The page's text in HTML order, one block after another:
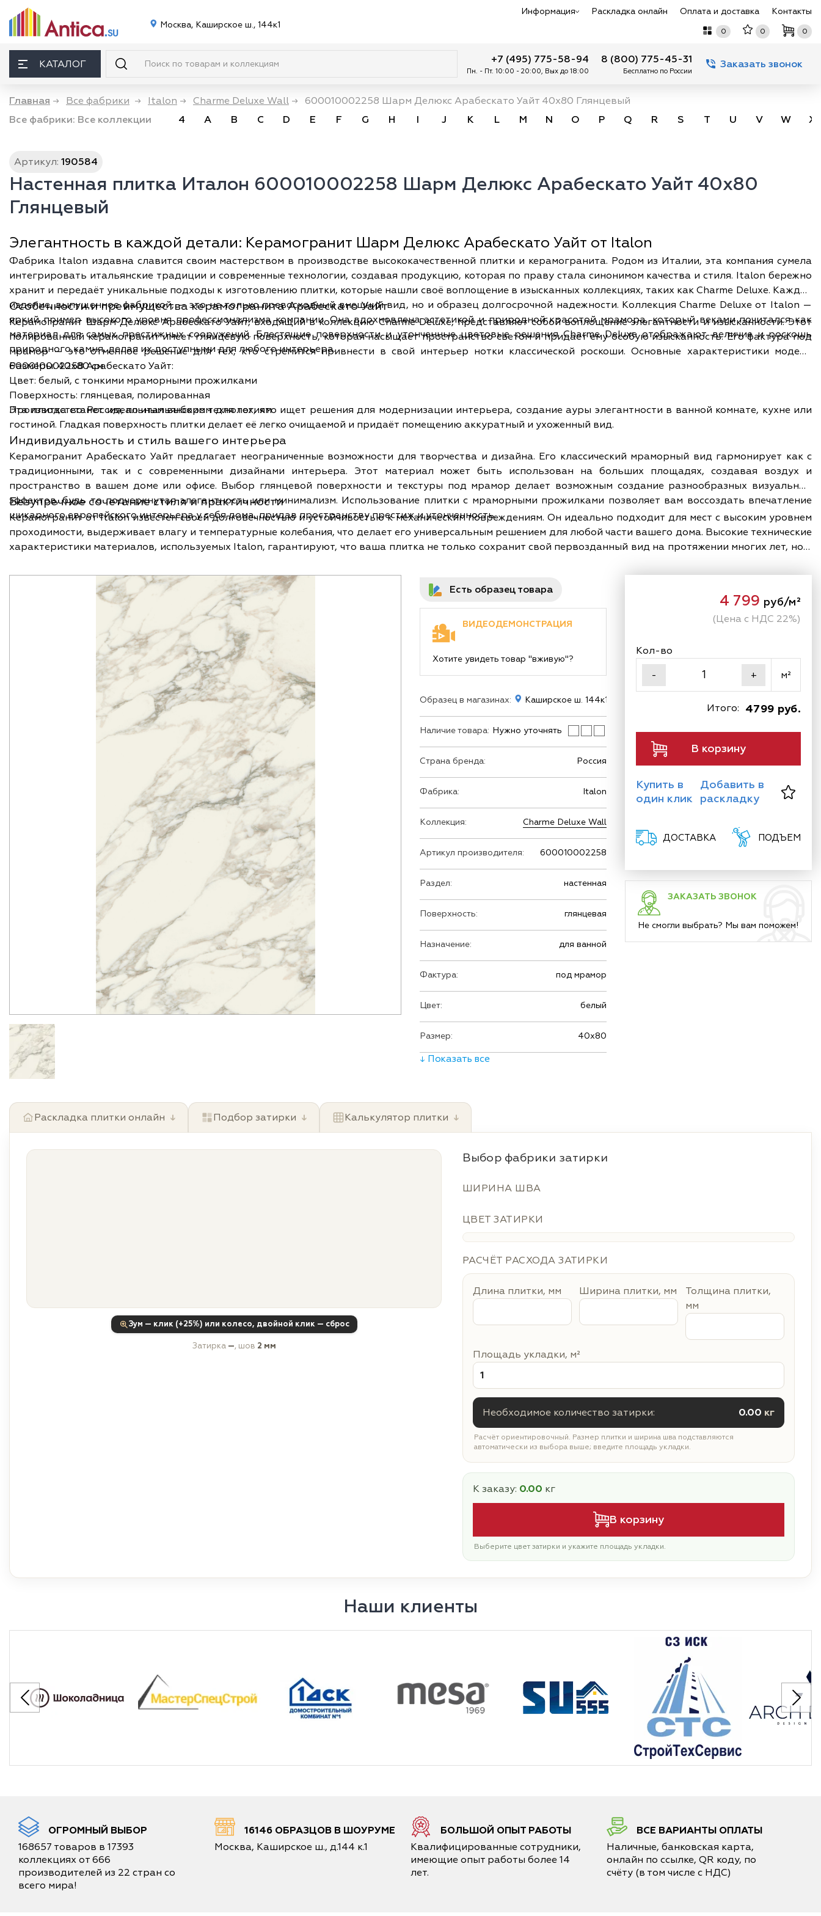
Москва, Каширское ш., 144к1
Информация Раскладка онлайн Оплата и доставка Контакты
0 0 0
КАТАЛОГ +7 (495) 775-58-94
Пн. - Пт. 10:00 - 20:00, Вых до 18:00
8 (800) 775-45-31
Бесплатно по России
Заказать звонок
Главная → Все фабрики → Italon → Charme Deluxe Wall →
600010002258 Шарм Делюкс Арабескато Уайт 40х80 Глянцевый
Все фабрики: Все коллекции 4 A B C D E F G H I J K L M N O P Q R S T U V W X
Артикул: 190584
Настенная плитка Италон 600010002258 Шарм Делюкс Арабескато Уайт 40х80
Глянцевый
Элегантность в каждой детали: Керамогранит Шарм Делюкс Арабескато Уайт от Italon
Фабрика Italon издавна славится своим мастерством в производстве высококачественной плитки и керамогранита. Родом из Италии, эта компания сумела
интегрировать итальянские традиции и современные технологии, создавая продукцию, которая по праву стала синонимом качества и стиля. Italon бережно
хранит и передаёт уникальные подходы к изготовлению плитки, которые нашли своё воплощение в изысканных коллекциях, таких как Charme Deluxe. Каждое
изделие, выпущенное фабрикой, — это не только превосходный внешний вид, но и образец долгосрочной надежности. Коллекция Charme Deluxe от Italon —
яркий пример высокого уровня профессионализма компании. Она вдохновлена эстетикой и природной красотой мрамора, который веками почитался как
материал для самых престижных сооружений. Блестящие поверхности и утонченные цветовые решения Charme Deluxe отображают величие и роскошь
природного камня, делая их доступными для любого интерьера.
Особенности и преимущества керамогранита Арабескато Уайт
Керамогранит Шарм Делюкс Арабескато Уайт, входящий в коллекцию Charme Deluxe, представляет собой воплощение элегантности и изысканности. Этот
полированный керамогранит имеет глянцевую поверхность, которая насыщает пространство светом и придает ему особую изысканность. Его фактура под
мрамор — это отменное решение для тех, кто стремится привнести в свой интерьер нотки классической роскоши. Основные характеристики модели
600010002258 Арабескато Уайт:
Размеры: 40х80 см
Цвет: белый, с тонкими мраморными прожилками
Поверхность: глянцевая, полированная
Производство: Россия, по итальянским технологиям
Эта плитка станет идеальным выбором для тех, кто ищет решения для модернизации интерьера, создание ауры элегантности в ванной комнате, кухне или
гостиной. Гладкая поверхность плитки делает её легко очищаемой и придаёт помещению аккуратный и ухоженный вид.
Индивидуальность и стиль вашего интерьера
Керамогранит Арабескато Уайт предлагает неограниченные возможности для творчества и дизайна. Его классический мраморный вид гармонирует как с
традиционными, так и с современными дизайнами интерьера. Этот материал может быть использован на больших площадях, создавая воздух и
пространство в вашем доме или офисе. Выбор глянцевой поверхности и текстуры под мрамор делает возможным создание разнообразных визуальных
эффектов, будь то подчеркнутая элегантность или минимализм. Использование плитки с мраморными прожилками позволяет вам воссоздать впечатление
шикарного европейского интерьера у себя дома, придав пространству престиж и утонченность.
Безупречное сочетание стиля и практичности
Керамогранит от Italon известен своей долговечностью и устойчивостью к механическим повреждениям. Он идеально подходит для мест с высоким уровнем
проходимости, выдерживает влагу и температурные колебания, что делает его универсальным решением для любой части вашего дома. Высокие технические
характеристики материалов, используемых Italon, гарантируют, что ваша плитка не только сохранит свой первозданный вид на протяжении многих лет, но и
пространство, которое будет вдохновлять и радовать глаз каждый день, сочетая в себе комфорт и стиль высшего уровня.
Есть образец товара
ВИДЕОДЕМОНСТРАЦИЯ
Хотите увидеть товар "вживую"?
Образец в магазинах: Каширское ш. 144к1
Наличие товара: Нужно уточнять
Страна бренда: Россия
Фабрика: Italon
Коллекция: Charme Deluxe Wall
Артикул производителя: 600010002258
Раздел: настенная
Поверхность: глянцевая
Назначение: для ванной
Фактура: под мрамор
Цвет: белый
Размер: 40х80
↓ Показать все
4 799 руб/м²
(Цена с НДС 22%)
Кол-во
-
+ м²
4799 руб.
Итого:
В корзину
Купить в
один клик
Добавить в
раскладку
ДОСТАВКА ПОДЪЕМ
ЗАКАЗАТЬ ЗВОНОК
Не смогли выбрать? Мы вам поможем!
Раскладка плитки онлайн ↓ Подбор затирки ↓ Калькулятор плитки ↓
Зум — клик (+25%) или колесо, двойной клик — сброс
Затирка —, шов 2 мм
Выбор фабрики затирки
ШИРИНА ШВА
ЦВЕТ ЗАТИРКИ
РАСЧЁТ РАСХОДА ЗАТИРКИ
Длина плитки, мм Ширина плитки, мм
Толщина плитки,
мм
Площадь укладки, м²
Необходимое количество затирки: 0.00 кг
Расчёт ориентировочный. Размер плитки и ширина шва подставляются
автоматически из выбора выше; введите площадь укладки.
К заказу: 0.00 кг
В корзину
Выберите цвет затирки и укажите площадь укладки.
Наши клиенты
ОГРОМНЫЙ ВЫБОР
168657 товаров в 17393
коллекциях от 666
производителей из 22 стран со
всего мира!
16146 ОБРАЗЦОВ В ШОУРУМЕ
Москва, Каширское ш., д.144 к.1
БОЛЬШОЙ ОПЫТ РАБОТЫ
Квалифицированные сотрудники,
имеющие опыт работы более 14
лет.
ВСЕ ВАРИАНТЫ ОПЛАТЫ
Наличные, банковская карта,
онлайн по ссылке, QR коду, по
счёту (в том числе с НДС)